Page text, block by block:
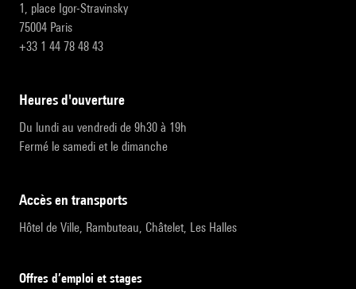
1, place Igor-Stravinsky
75004 Paris
+33 1 44 78 48 43
heures d'ouverture
Du lundi au vendredi de 9h30 à 19h
Fermé le samedi et le dimanche
accès en transports
Hôtel de Ville, Rambuteau, Châtelet, Les Halles
Offres d’emploi et stages